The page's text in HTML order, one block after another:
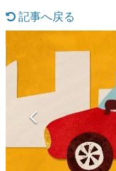
なんで
ゲーム
具体的
です。
ゲー
「経験値
の起源や
イニーP
記事へ戻る